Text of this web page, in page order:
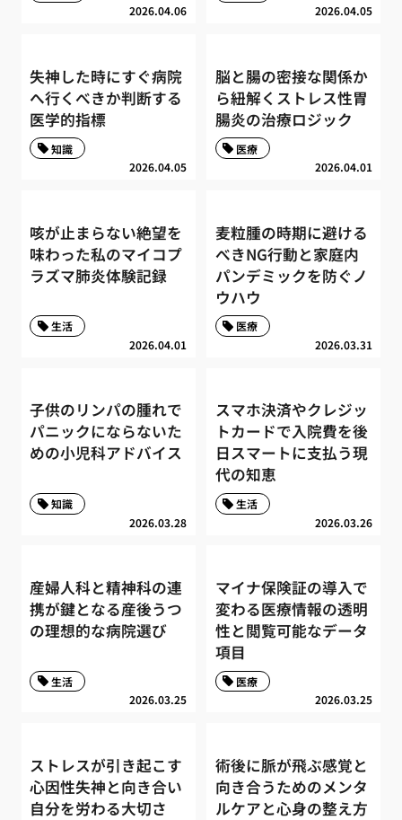
2026.04.06 2026.04.05
失神した時にすぐ病院
へ行くべきか判断する
医学的指標
2026.04.05
知識
脳と腸の密接な関係か
ら紐解くストレス性胃
腸炎の治療ロジック
2026.04.01
医療
咳が止まらない絶望を
味わった私のマイコプ
ラズマ肺炎体験記録
2026.04.01
生活
麦粒腫の時期に避ける
べきNG行動と家庭内
パンデミックを防ぐノ
ウハウ
2026.03.31
医療
子供のリンパの腫れで
パニックにならないた
めの小児科アドバイス
2026.03.28
知識
スマホ決済やクレジッ
トカードで入院費を後
日スマートに支払う現
代の知恵
2026.03.26
生活
産婦人科と精神科の連
携が鍵となる産後うつ
の理想的な病院選び
2026.03.25
生活
マイナ保険証の導入で
変わる医療情報の透明
性と閲覧可能なデータ
項目
2026.03.25
医療
ストレスが引き起こす
心因性失神と向き合い
自分を労わる大切さ
術後に脈が飛ぶ感覚と
向き合うためのメンタ
ルケアと心身の整え方